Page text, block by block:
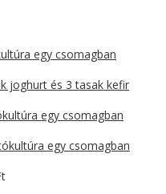
egy csomagban
joghurt és 3 tasak kefir
egy csomagban
egy csomagban